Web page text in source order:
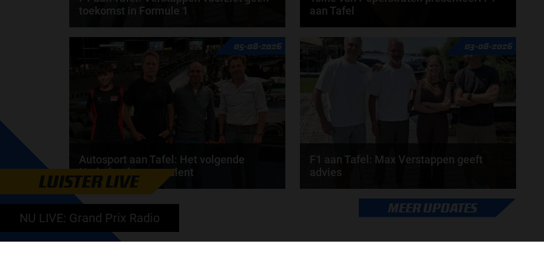
toekomst in Formule 1
Max Verstappen wil géén Formule 1-team, de FIA en
de motorfabrikanten zaten niet op één lijn en...
de redactie van Grand Prix Radio
aan Tafel
Rob van Someren, Beitske Visser en Frans
Verschuur schuiven aan in de nieuwe F1 aan Tafel.
Iedere...
door
05-08-2026
Autosport aan Tafel: Het volgende
Nederlandse racetalent
Hoe klim je naar te top in de racewereld? Wat is er
nodig om alles uit je carrière te halen? En hoe...
de redactie van Grand Prix Radio
03-08-2026
F1 aan Tafel: Max Verstappen geeft
advies
Max Verstappen adviseert Red Bull. Gaat George
Russell weg bij Mercedes? En moet de budgetcap...
MEER UPDATES
LUISTER LIVE
NU LIVE: Grand Prix Radio